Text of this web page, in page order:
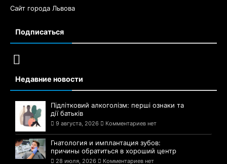
Сайт города Львова
Подписаться
Недавние новости
Підлітковий алкоголізм: перші ознаки та
дії батьків
9 августа, 2026 Комментариев нет
Гнатология и имплантация зубов:
причины обратиться в хороший центр
28 июля, 2026 Комментариев нет